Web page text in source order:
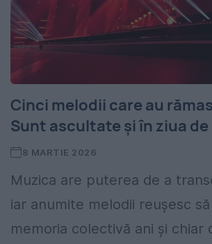
Cinci melodii care au
Sunt ascultate și în ziua de
8 MARTIE 2026
Muzica are puterea de a
iar anumite melodii reușesc
memoria colectivă ani și chiar